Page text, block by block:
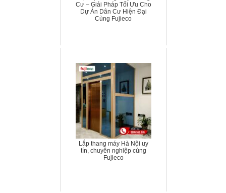
Cư – Giải Pháp Tối Ưu Cho
Dự Án Dân Cư Hiện Đại
Cùng Fujieco
Lắp thang máy Hà Nội uy
tín, chuyên nghiệp cùng
Fujieco